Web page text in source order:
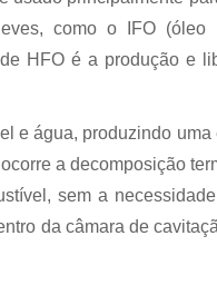
como o IFO
HFO é a produção e
e água, produzindo
a decomposição
sem a
da câmara de